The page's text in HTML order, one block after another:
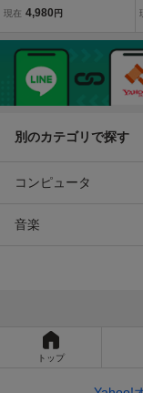
コミ TFCC TCC Collector
1 BotCon コレクターズク
ラブ ボットコン リーフ
newsletter
現在 4,980 円
別のカテゴリで探す
コンピュータ
音楽
トップ